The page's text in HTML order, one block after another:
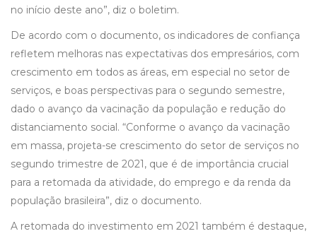
no início deste ano”, diz o boletim.
De acordo com o documento, os indicadores de confiança
refletem melhoras nas expectativas dos empresários, com
crescimento em todos as áreas, em especial no setor de
serviços, e boas perspectivas para o segundo semestre,
dado o avanço da vacinação da população e redução do
distanciamento social. “Conforme o avanço da vacinação
em massa, projeta-se crescimento do setor de serviços no
segundo trimestre de 2021, que é de importância crucial
para a retomada da atividade, do emprego e da renda da
população brasileira”, diz o documento.
A retomada do investimento em 2021 também é destaque,